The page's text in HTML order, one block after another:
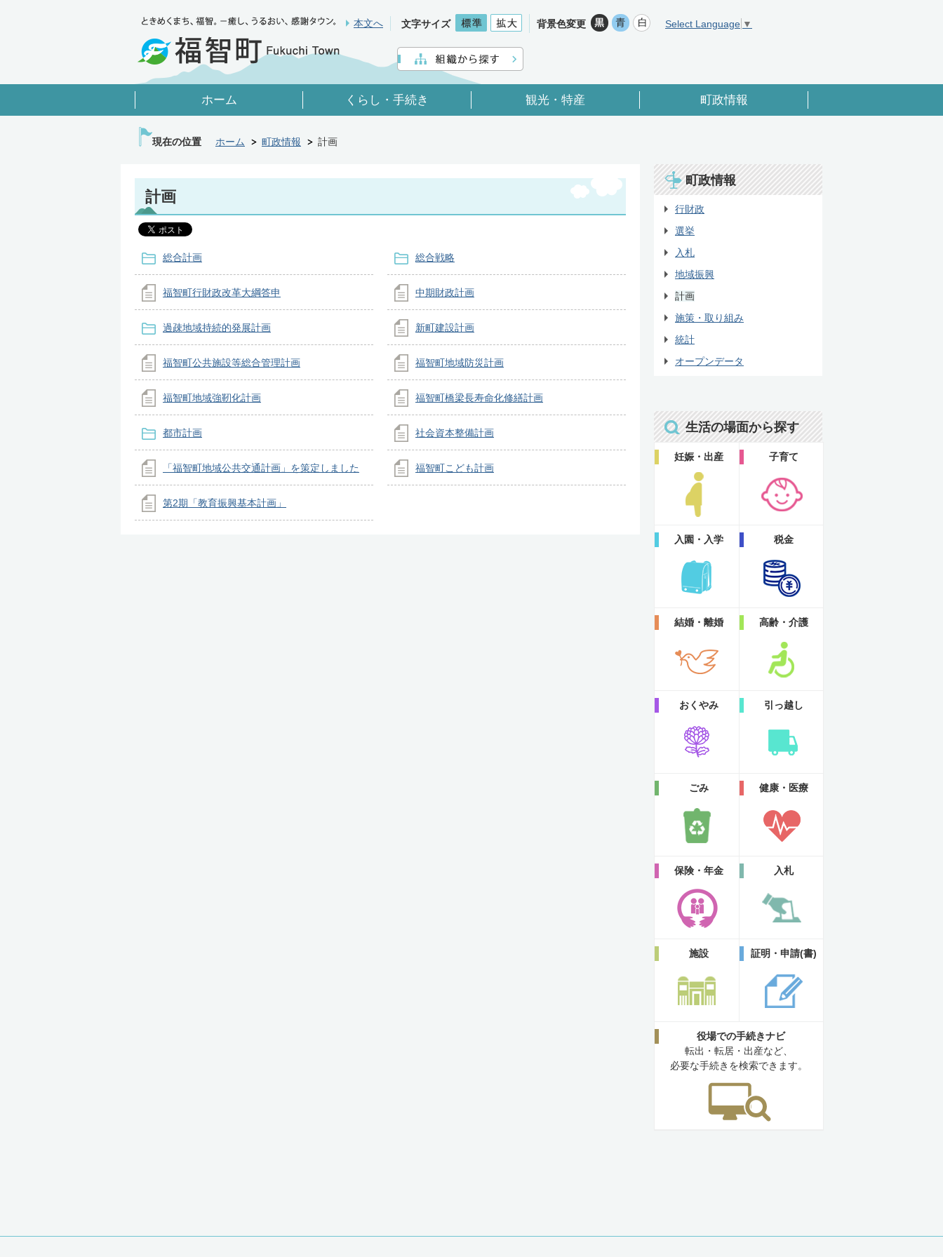
本文へ 文字サイズ 背景色変更 Select Language ▼
ホーム くらし・手続き 観光・特産 町政情報
現在の位置 ホーム 町政情報 計画
計画
総合計画 総合戦略
福智町行財政改革大綱答申 中期財政計画
過疎地域持続的発展計画 新町建設計画
福智町公共施設等総合管理計画 福智町地域防災計画
福智町地域強靭化計画 福智町橋梁長寿命化修繕計画
都市計画 社会資本整備計画
「福智町地域公共交通計画」を策定しました 福智町こども計画
第2期「教育振興基本計画」
町政情報
行財政
選挙
入札
地域振興
計画
施策・取り組み
統計
オープンデータ
生活の場面から探す
妊娠・出産 子育て
入園・入学 税金
結婚・離婚 高齢・介護
おくやみ 引っ越し
ごみ 健康・医療
保険・年金 入札
施設 証明・申請(書)
役場での手続きナビ
転出・転居・出産など、
必要な手続きを検索できます。